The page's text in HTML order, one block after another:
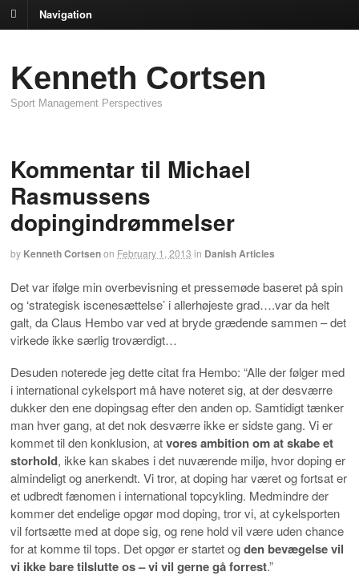
Navigation
Kenneth Cortsen
Sport Management Perspectives
Kommentar til Michael
Rasmussens
dopingindrømmelser
by Kenneth Cortsenon February 1, 2013 in Danish Articles
Det var ifølge min overbevisning et pressemøde baseret på spin
og ‘strategisk iscenesættelse’ i allerhøjeste grad….var da helt
galt, da Claus Hembo var ved at bryde grædende sammen – det
virkede ikke særlig troværdigt…
Desuden noterede jeg dette citat fra Hembo: “Alle der følger med
i international cykelsport må have noteret sig, at der desværre
dukker den ene dopingsag efter den anden op. Samtidigt tænker
man hver gang, at det nok desværre ikke er sidste gang. Vi er
kommet til den konklusion, atvores ambition om at skabe et
storhold, ikke kan skabes i det nuværende miljø, hvor doping er
almindeligt og anerkendt. Vi tror, at doping har været og fortsat er
et udbredt fænomen i international topcykling. Medmindre der
kommer det endelige opgør mod doping, tror vi, at cykelsporten
vil fortsætte med at dope sig, og rene hold vil være uden chance
for at komme til tops. Det opgør er startet ogden bevægelse vil
vi ikke bare tilslutte os – vi vil gerne gå forrest.”